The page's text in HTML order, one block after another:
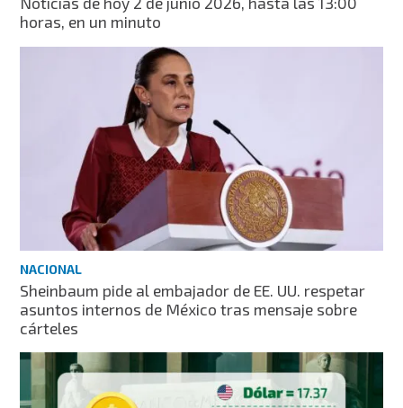
horas, en un minuto
NACIONAL
Sheinbaum pide al embajador de EE. UU. respetar
asuntos internos de México tras mensaje sobre
cárteles